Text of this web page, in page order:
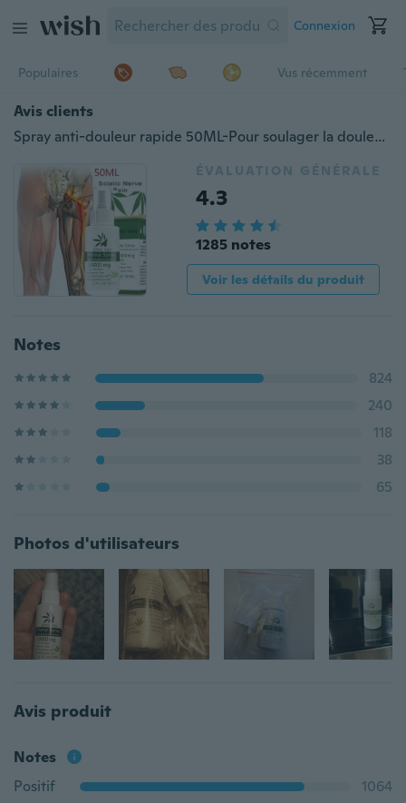
Connexion
Populaires Vus récemment
Avis clients
Spray anti-douleur rapide 50ML-Pour soulager la douleur, les rhumatismes, les douleurs articulaires, les douleurs musculaires, les ecchymoses et l'enflure 10/20/30/50ML
ÉVALUATION GÉNÉRALE
4.3
1285 notes
Voir les détails du produit
Notes
824
240
118
38
65
Photos d'utilisateurs
Avis produit
Notes
Positif
1064